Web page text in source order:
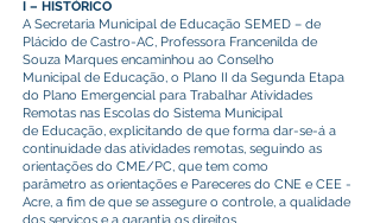
I – HISTÓRICO
A Secretaria Municipal de Educação SEMED – de
Plácido de Castro-AC, Professora Francenilda de
Souza Marques encaminhou ao Conselho
Municipal de Educação, o Plano II da Segunda Etapa
do Plano Emergencial para Trabalhar Atividades
Remotas nas Escolas do Sistema Municipal
de Educação, explicitando de que forma dar-se-á a
continuidade das atividades remotas, seguindo as
orientações do CME/PC, que tem como
parâmetro as orientações e Pareceres do CNE e CEE -
Acre, a fim de que se assegure o controle, a qualidade